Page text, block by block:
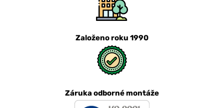
Založeno roku 1990
Záruka odborné montáže